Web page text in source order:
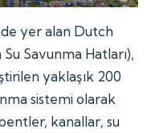
yer alan Dutch
Savunma Hatları),
yaklaşık 200
sistemi olarak
kanallar, su